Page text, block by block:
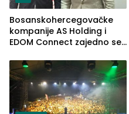
Bosanskohercegovačke
kompanije AS Holding i
EDOM Connect zajedno se